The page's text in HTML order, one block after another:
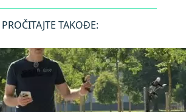
PROČITAJTE TAKOĐE: